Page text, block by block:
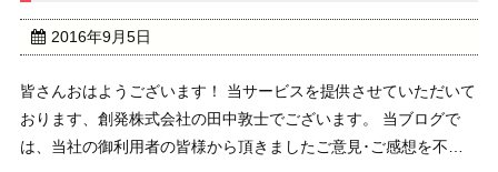
2016年9月5日
皆さんおはようございます！ 当サービスを提供させていただいて
おります、創発株式会社の田中敦士でございます。 当ブログで
は、当社の御利用者の皆様から頂きましたご意見･ご感想を不定